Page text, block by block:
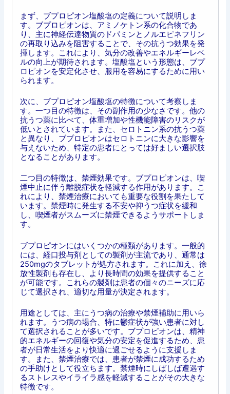
まず、ブプロピオン塩酸塩の定義について説明しま
す。ブプロピオンは、アミノケトン系の化合物であ
り、主に神経伝達物質のドパミンとノルエピネフリン
の再取り込みを阻害することで、その抗うつ効果を発
揮します。これにより、気分の改善やエネルギーレベ
ルの向上が期待されます。塩酸塩という形態は、ブプ
ロピオンを安定化させ、服用を容易にするために用い
られます。
次に、ブプロピオン塩酸塩の特徴について考察しま
す。一つ目の特徴は、その副作用の少なさです。他の
抗うつ薬に比べて、体重増加や性機能障害のリスクが
低いとされています。また、セロトニン系の抗うつ薬
と異なり、ブプロピオンはセロトニンに大きな影響を
与えないため、特定の患者にとっては好ましい選択肢
となることがあります。
二つ目の特徴は、禁煙効果です。ブプロピオンは、喫
煙中止に伴う離脱症状を軽減する作用があります。こ
れにより、禁煙治療においても重要な役割を果たして
います。禁煙時に発生する不安や抑うつ症状を緩和
し、喫煙者がスムーズに禁煙できるようサポートしま
す。
ブプロピオンにはいくつかの種類があります。一般的
には、経口投与剤としての製剤が主流であり、通常は
250mgのタブレットが処方されます。これに加え、徐
放性製剤も存在し、より長時間の効果を提供すること
が可能です。これらの製剤は患者の個々のニーズに応
じて選択され、適切な用量が決定されます。
用途としては、主にうつ病の治療や禁煙補助に用いら
れます。うつ病の場合、特に鬱症状が強い患者に対し
て選択されることが多いです。ブプロピオンは、精神
的エネルギーの回復や気分の安定を促進するため、患
者が日常生活をより快適に過ごせるように支援しま
す。また、禁煙治療では、患者が禁煙に成功するため
の手助けとして役立ちます。禁煙時にしばしば遭遇す
るストレスやイライラ感を軽減することがその大きな
特徴です。